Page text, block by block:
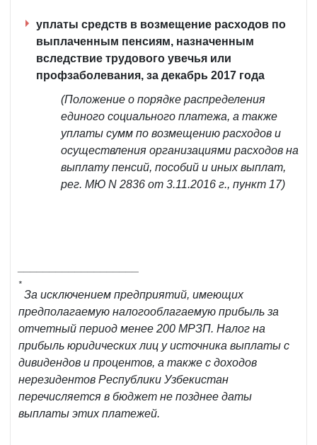
уплаты средств в возмещение расходов по
выплаченным пенсиям, назначенным
вследствие трудового увечья или
профзаболевания, за декабрь 2017 года
(Положение о порядке распределения
единого социального платежа, а также
уплаты сумм по возмещению расходов и
осуществления организациями расходов на
выплату пенсий, пособий и иных выплат,
рег. МЮ N 2836 от 3.11.2016 г., пункт 17)
*
За исключением предприятий, имеющих
предполагаемую налогооблагаемую прибыль за
отчетный период менее 200 МРЗП. Налог на
прибыль юридических лиц у источника выплаты с
дивидендов и процентов, а также с доходов
нерезидентов Республики Узбекистан
перечисляется в бюджет не позднее даты
выплаты этих платежей.